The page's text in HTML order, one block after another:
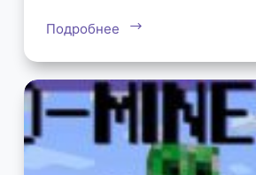
Подробнее